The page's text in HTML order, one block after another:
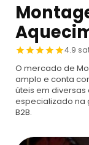
Produtos
Caldeiras
Caldeira
Caldeira
Inspecao
Cotação
Cotar
Montagem
Empresa
Caldeiras
4.9
O mercado de
amplo e conta
úteis em diversas
especializado na
B2B.